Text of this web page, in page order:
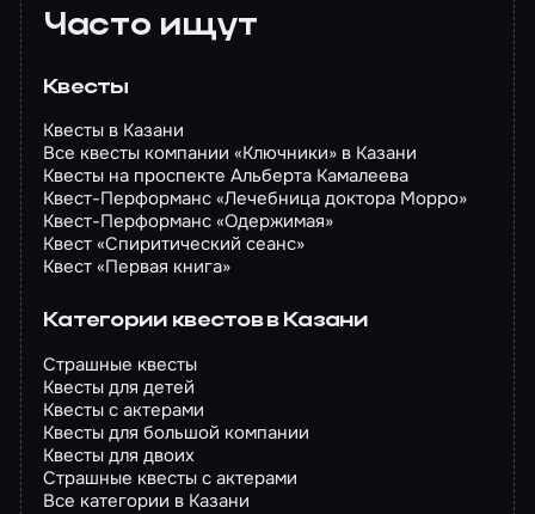
Часто ищут
Квесты
Квесты в Казани
Все квесты компании «Ключники» в Казани
Квесты на проспекте Альберта Камалеева
Квест-Перформанс «Лечебница доктора Морро»
Квест-Перформанс «Одержимая»
Квест «Спиритический сеанс»
Квест «Первая книга»
Категории квестов в Казани
Страшные квесты
Квесты для детей
Квесты с актерами
Квесты для большой компании
Квесты для двоих
Страшные квесты с актерами
Все категории в Казани